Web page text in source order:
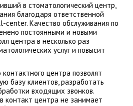
в стоматологический центр,
благодаря ответственной
center. Качество обслуживания по
постоянными и новыми
центра в несколько раз
услуг и повысит
контактного центра позволят
базу клиентов, разработать
входящих звонков.
контакт центра не занимает